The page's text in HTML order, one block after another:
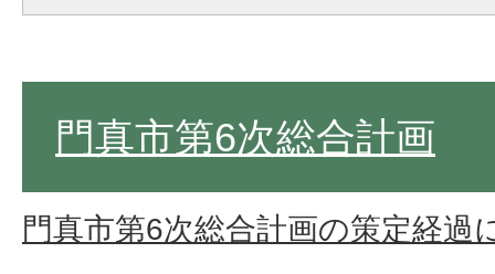
門真市第6次総合計画
門真市第6次総合計画の策定経過